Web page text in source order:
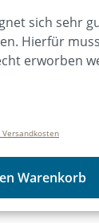
sich sehr
Hierfür
erworben
Musicals für
Kauf des
ist dann
Weitere
Warenkorb